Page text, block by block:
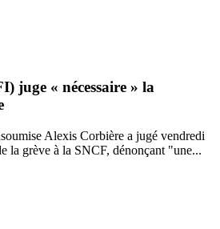
juge « nécessaire » la
Alexis Corbière a jugé vendredi
la grève à la SNCF, dénonçant "une...